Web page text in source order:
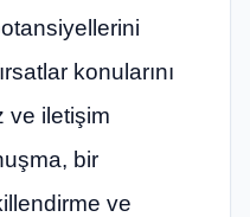
konularını
ve iletişim
bir
ve